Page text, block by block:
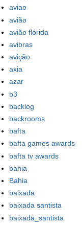
aviao
avião
avião flórida
avibras
avição
axia
azar
b3
backlog
backrooms
bafta
bafta games awards
bafta tv awards
bahia
Bahia
baixada
baixada santista
baixada_santista